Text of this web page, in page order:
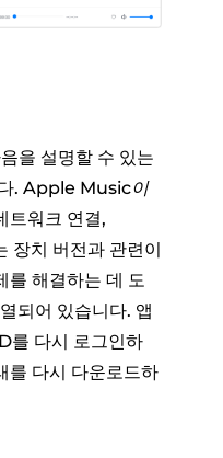
을 설명할 수 있는
. Apple Music이
트워크 연결,
치 버전과 관련이
를 해결하는 데 도
되어 있습니다. 앱
를 다시 로그인하
를 다시 다운로드하